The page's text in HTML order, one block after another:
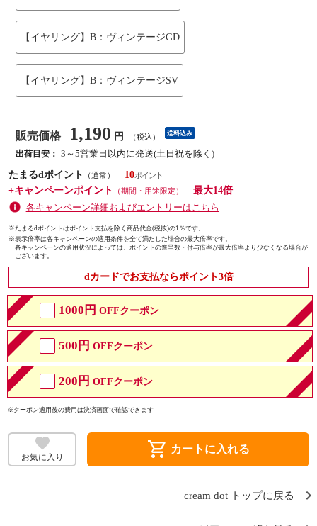
【イヤリング】B：ヴィンテージGD
【イヤリング】B：ヴィンテージSV
販売価格 1,190 円 （税込） 送料込み
出荷目安： 3～5営業日以内に発送(土日祝を除く)
たまるdポイント
（通常）
10
+キャンペーンポイント
（期間・用途限定）
最大14倍
各キャンペーン詳細およびエントリーはこちら
※たまるdポイントはポイント支払を除く商品代金(税抜)の1％です。
※表示倍率は各キャンペーンの適用条件を全て満たした場合の最大倍率です。
各キャンペーンの適用状況によっては、ポイントの進呈数・付与倍率が最大倍率より少なくなる場合が
ございます。
dカードでお支払ならポイント3倍
1000円 OFFクーポン
500円 OFFクーポン
200円 OFFクーポン
※クーポン適用後の費用は決済画面で確認できます
お気に入り shopping_cart カートに入れる
cream dot トップに戻る